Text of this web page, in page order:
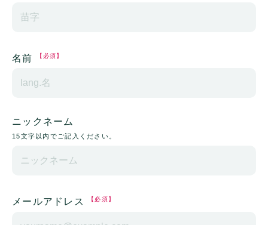
名前 【必須】
ニックネーム
15文字以内でご記入ください。
メールアドレス 【必須】